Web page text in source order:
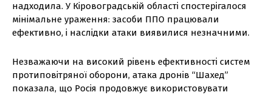
надходила. У Кіровоградській області спостерігалося
мінімальне ураження: засоби ППО працювали
ефективно, і наслідки атаки виявилися незначними.
Незважаючи на високий рівень ефективності систем
протиповітряної оборони, атака дронів “Шахед”
показала, що Росія продовжує використовувати